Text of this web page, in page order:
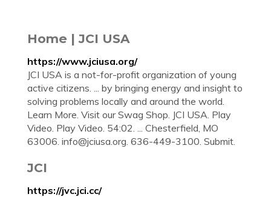
Home | JCI USA
https://www.jciusa.org/
JCI USA is a not-for-profit organization of young
active citizens. ... by bringing energy and insight to
solving problems locally and around the world.
Learn More. Visit our Swag Shop. JCI USA. Play
Video. Play Video. 54:02. ... Chesterfield, MO
63006. info@jciusa.org. 636-449-3100. Submit.
JCI
https://jvc.jci.cc/